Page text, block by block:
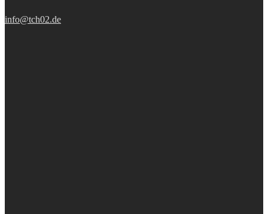
info@tch02.de